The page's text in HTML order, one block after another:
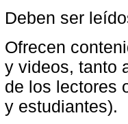
Deben ser
Ofrecen
y videos, tanto
de los lectores
y estudiantes).